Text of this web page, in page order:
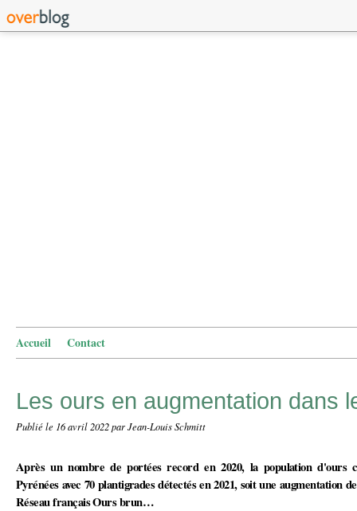
Accueil Contact
Les ours en augmentation dans
Publié le 16 avril 2022par Jean-Louis Schmitt
Après un nombre de portées record en 2020, la population d'ours
Pyrénées avec 70 plantigrades détectés en 2021, soit une augmentation
Réseau français Ours brun…